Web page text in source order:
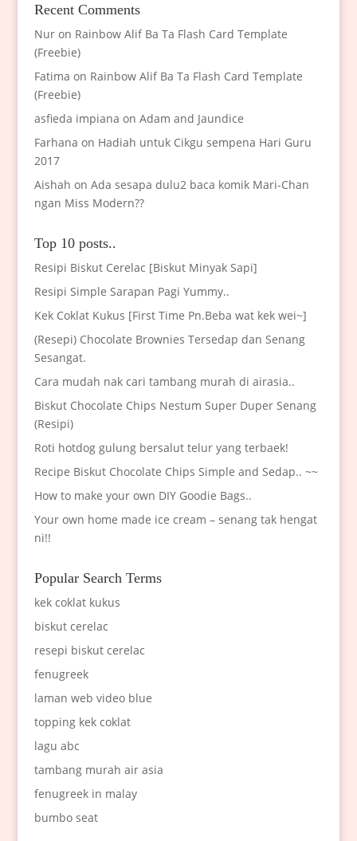
Recent Comments
Nuron Rainbow Alif Ba Ta Flash Card Template
(Freebie)
Fatima on Rainbow Alif Ba Ta Flash Card Template
(Freebie)
asfieda impiana on Adam and Jaundice
Farhana on Hadiah untuk Cikgu sempena Hari Guru
2017
Aishah on Ada sesapa dulu2 baca komik Mari-Chan
ngan Miss Modern??
Top 10 posts..
Resipi Biskut Cerelac [Biskut Minyak Sapi]
Resipi Simple Sarapan Pagi Yummy..
Kek Coklat Kukus [First Time Pn.Beba wat kek wei~]
(Resepi) Chocolate Brownies Tersedap dan Senang
Sesangat.
Cara mudah nak cari tambang murah di airasia..
Biskut Chocolate Chips Nestum Super Duper Senang
(Resipi)
Roti hotdog gulung bersalut telur yang terbaek!
Recipe Biskut Chocolate Chips Simple and Sedap.. ~~
How to make your own DIY Goodie Bags..
Your own home made ice cream – senang tak hengat
ni!!
Popular Search Terms
kek coklat kukus
biskut cerelac
resepi biskut cerelac
fenugreek
laman web video blue
topping kek coklat
lagu abc
tambang murah air asia
fenugreek in malay
bumbo seat